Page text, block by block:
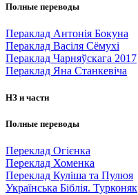
Полные переводы
Пераклад Антонія Бокуна
Пераклад Васіля Сёмухі
Пераклад Чарняўскага 2017
Пераклад Яна Станкевіча
НЗ и части
Полные переводы
Переклад Огієнка
Переклад Хоменка
Переклад Куліша та Пулюя
Українська Біблія. Турконяк